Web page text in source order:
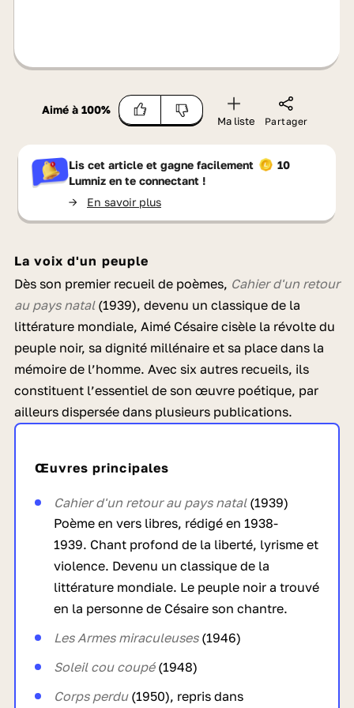
Aimé à 100%
Ma liste Partager
Lis cet article et gagne facilement
10
Lumniz en te connectant !
-> En savoir plus
La voix d'un peuple
Dès son premier recueil de poèmes, Cahier d'un retour
au pays natal(1939), devenu un classique de la
littérature mondiale, Aimé Césaire cisèle la révolte du
peuple noir, sa dignité millénaire et sa place dans la
mémoire de l’homme. Avec six autres recueils, ils
constituent l’essentiel de son œuvre poétique, par
ailleurs dispersée dans plusieurs publications.
Œuvres principales
Cahier d'un retour au pays natal(1939)
Poème en vers libres, rédigé en 1938-
1939. Chant profond de la liberté, lyrisme et
violence. Devenu un classique de la
littérature mondiale. Le peuple noir a trouvé
en la personne de Césaire son chantre.
Les Armes miraculeuses(1946)
Soleil cou coupé(1948)
Corps perdu(1950), repris dans